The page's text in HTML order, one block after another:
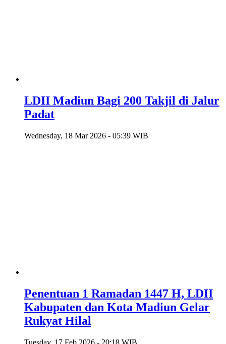
LDII Madiun Bagi 200 Takjil di Jalur
Padat
Wednesday, 18 Mar 2026 - 05:39 WIB
Penentuan 1 Ramadan 1447 H, LDII
Kabupaten dan Kota Madiun Gelar
Rukyat Hilal
Tuesday, 17 Feb 2026 - 20:18 WIB